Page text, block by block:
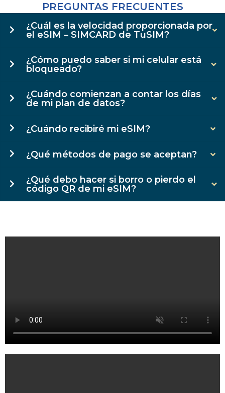
PREGUNTAS FRECUENTES
¿Cuál es la velocidad proporcionada por
el eSIM – SIMCARD de TuSIM?
¿Cómo puedo saber si mi celular está
bloqueado?
¿Cuándo comienzan a contar los días
de mi plan de datos?
¿Cuándo recibiré mi eSIM?
¿Qué métodos de pago se aceptan?
¿Qué debo hacer si borro o pierdo el
código QR de mi eSIM?